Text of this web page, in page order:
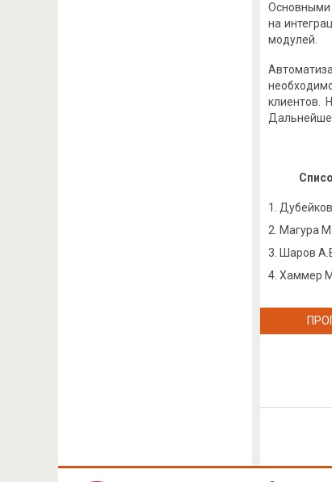
Основными
на
модулей.
клиентов.
Магура
Шаров
Хаммер